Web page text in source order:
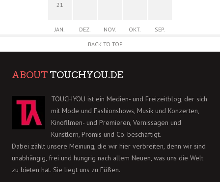
21
JAN. DEZ. NOV. OKT.
SEP.
BACK TO TOP
ABOUT TOUCHYOU.DE
TOUCHYOU ist ein Medien- und Freizeitblog, der sich
mit Mode und Fashionshows, Musik und Konzerten,
Kinofilmen- und Premieren, Vernissagen und
Künstlern, Promis und Co. beschäftigt.
Dabei zählt unsere Meinung, die wir hier verbreiten, denn wir sind
unabhängig, frei und hungrig nach allem Neuen, was uns die Welt
zu bieten hat. Sie liegt uns zu Füßen.